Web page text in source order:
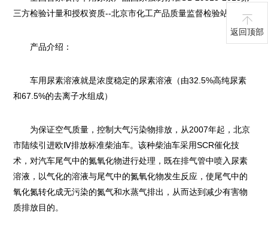
三方检验计量和授权资质--北京市化工产品质量监督检验站
产品介绍：
车用尿素溶液就是浓度稳定的尿素溶液（由32.5%高纯尿素
和67.5%的去离子水组成）
为保证空气质量，控制大气污染物排放，从2007年起，北京
市陆续引进欧Ⅳ排放标准柴油车。该种柴油车采用SCR催化技
术，对汽车尾气中的氮氧化物进行处理，既在排气管中喷入尿素
溶液，以气化的溶液与尾气中的氮氧化物发生反应，使尾气中的
氧化氮转化成无污染的氮气和水蒸气排出，从而达到减少有害物
质排放目的。
返回顶部